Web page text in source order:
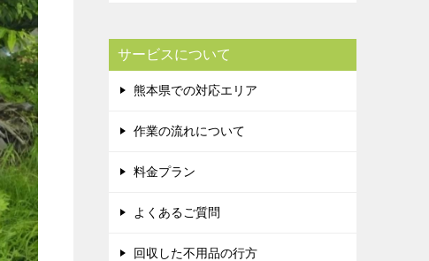
サービスについて
熊本県での対応エリア
作業の流れについて
料金プラン
よくあるご質問
回収した不用品の行方